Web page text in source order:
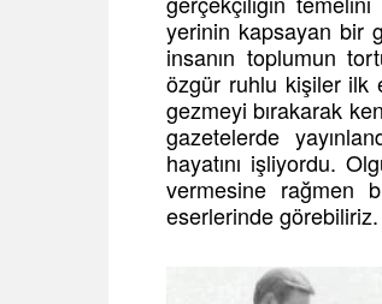
yerinin kapsayan bir
insanın toplumun
özgür ruhlu kişiler ilk
gezmeyi bırakarak
gazetelerde
hayatını işliyordu.
vermesine rağmen
eserlerinde görebiliriz.